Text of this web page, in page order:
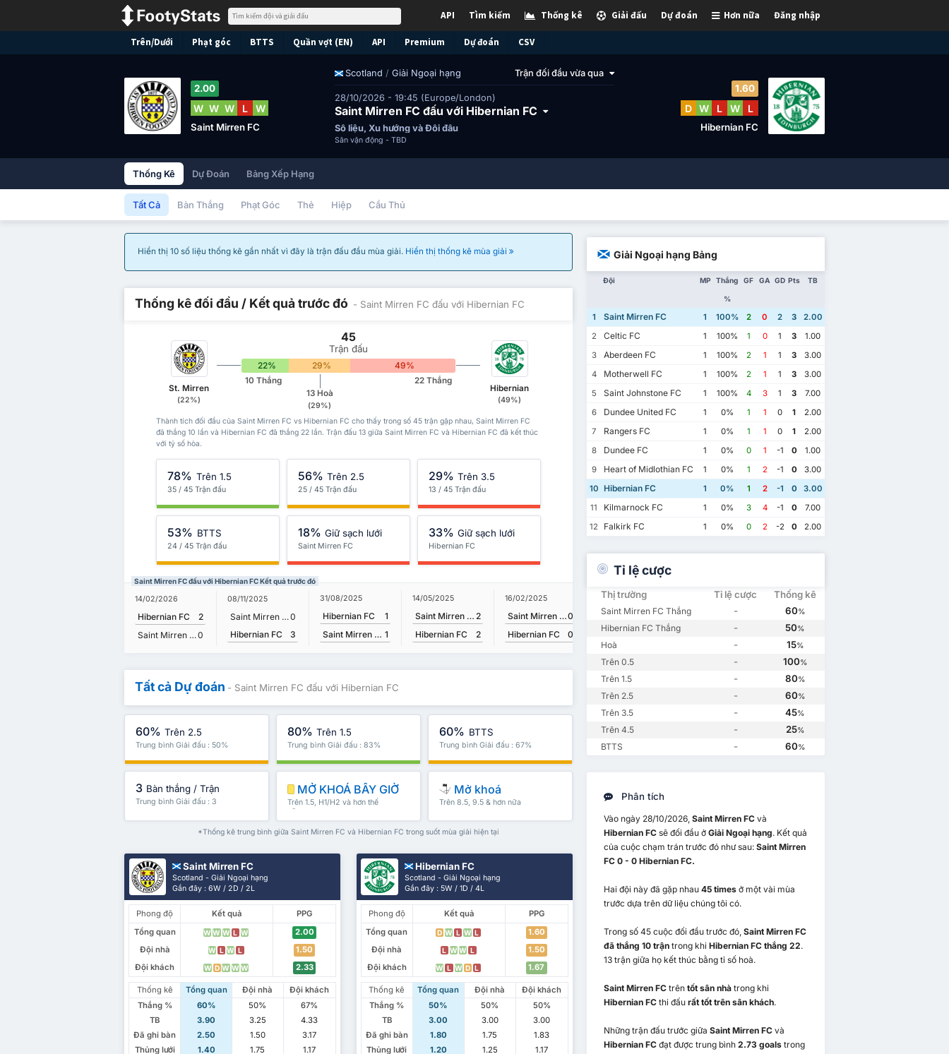
Đăng nhập
Hơn nữa
Dự đoán
Giải đấu
Thống kê
Tìm kiếm
API
Trên/Dưới Phạt góc BTTS Quần vợt (EN) API Premium Dự đoán CSV
Scotland / Giải Ngoại hạng Trận đối đầu vừa qua
28/10/2026 - 19:45 (Europe/London)
Saint Mirren FC đấu với Hibernian FC
Số liệu, Xu hướng và Đối đầu
Sân vận động - TBD
2.00
W W W L W
Saint Mirren FC
1.60
D W L W L
Hibernian FC
Thống Kê Dự Đoán Bảng Xếp Hạng
Tất Cả Bàn Thắng Phạt Góc Thẻ Hiệp Cầu Thủ
Hiển thị 10 số liệu thống kê gần nhất vì đây là trận đấu đầu mùa giải. Hiển thị thống kê mùa giải
Thống kê đối đầu / Kết quả trước đó - Saint Mirren FC đấu với Hibernian FC
St. Mirren
(22%)
45
Trận đấu
22% 29% 49%
10 Thắng
13 Hoà
(29%)
22 Thắng
Hibernian
(49%)
Thành tích đối đầu của Saint Mirren FC vs Hibernian FC cho thấy trong số 45 trận gặp nhau, Saint Mirren FC
đã thắng 10 lần và Hibernian FC đã thắng 22 lần. Trận đấu 13 giữa Saint Mirren FC và Hibernian FC đã kết thúc
với tỷ số hòa.
78% Trên 1.5
35 / 45 Trận đấu
56% Trên 2.5
25 / 45 Trận đấu
29% Trên 3.5
13 / 45 Trận đấu
53% BTTS
24 / 45 Trận đấu
18% Giữ sạch lưới
Saint Mirren FC
33% Giữ sạch lưới
Hibernian FC
Saint Mirren FC đấu với Hibernian FC Kết quả trước đó
14/02/2026
Hibernian FC
2
Saint Mirren FC 0
08/11/2025
Saint Mirren FC 0
Hibernian FC
3
31/08/2025
Hibernian FC
1
Saint Mirren FC 1
14/05/2025
Saint Mirren FC 2
Hibernian FC
2
16/02/2025
Saint Mirren FC0
Hibernian FC
0
09/11/2024
Hibernian FC
1
Saint Mirren FC 2
04/08/2024 03/02/2024
Hibernian FC
Tất cả Dự đoán - Saint Mirren FC đấu với Hibernian FC
60% Trên 2.5
Trung bình Giải đấu : 50%
80% Trên 1.5
Trung bình Giải đấu : 83%
60% BTTS
Trung bình Giải đấu : 67%
3 Bàn thắng / Trận
Trung bình Giải đấu : 3
MỞ KHOÁ BÂY GIỜ
Trên 1.5, H1/H2 và hơn thế
nữa
Mở khoá
Trên 8.5, 9.5 & hơn nữa
*Thống kê trung bình giữa Saint Mirren FC và Hibernian FC trong suốt mùa giải hiện tại
Saint Mirren FC
Scotland - Giải Ngoại hạng
Gần đây : 6W / 2D / 2L
Phong độ Kết quả
PPG
Tổng quan
W W W L W
2.00
Đội nhà
W L W L
1.50
Đội khách
W D W W W 2.33
Thống kê Tổng quan Đội nhà
Đội khách
Thắng %
60% 50%
67%
TB
3.90 3.25
4.33
Đã ghi bàn
2.50 1.50
3.17
Thủng lưới
1.40 1.75
1.17
Hibernian FC
Scotland - Giải Ngoại hạng
Gần đây : 5W / 1D / 4L
Phong độ Kết quả
PPG
Tổng quan
D W L W L
1.60
Đội nhà
L W W L
1.50
Đội khách
W L W D L 1.67
Thống kê Tổng quan Đội nhà
Đội khách
Thắng %
50% 50%
50%
TB
3.00 3.00
3.00
Đã ghi bàn
1.80 1.75
1.83
Thủng lưới
1.20 1.25
1.17
Giải Ngoại hạng Bảng
Đội MP Thắng
%
GF GA GD Pts TB
1 Saint Mirren FC 1 100% 2 0 2 3
2.00
2
Celtic FC 1 100% 1 0 1 3
1.00
3
Aberdeen FC 1 100% 2 1 1 3
3.00
4
Motherwell FC 1 100% 2 1 1 3
3.00
5
Saint Johnstone FC 1 100% 4 3 1 3
7.00
6
Dundee United FC 1 0% 1 1 0 1
2.00
7
Rangers FC 1 0% 1 1 0 1
2.00
8
Dundee FC 1 0% 0 1 -1 0
1.00
9
Heart of Midlothian FC 1 0% 1 2 -1 0
3.00
10 Hibernian FC 1 0% 1 2 -1 0
3.00
11
Kilmarnock FC 1 0% 3 4 -1 0
7.00
12
Falkirk FC 1 0% 0 2 -2 0 2.00
Tỉ lệ cược
Thị trường Tỉ lệ cược Thống kê
Saint Mirren FC Thắng - 60%
Hibernian FC Thắng - 50%
Hoà - 15%
Trên 0.5 - 100%
Trên 1.5 - 80%
Trên 2.5 - 60%
Trên 3.5 - 45%
Trên 4.5 - 25%
BTTS - 60%
Phân tích
Vào ngày 28/10/2026, Saint Mirren FCvà
Hibernian FCsẽ đối đầu ở Giải Ngoại hạng. Kết quả
của cuộc chạm trán trước đó như sau: Saint Mirren
FC 0 - 0 Hibernian FC.
Hai đội này đã gặp nhau 45 timesở một vài mùa
trước dựa trên dữ liệu chúng tôi có.
Trong số 45 cuộc đối đầu trước đó, Saint Mirren FC
đã thắng 10 trậntrong khi Hibernian FC thắng 22.
13 trận giữa họ kết thúc bằng tỉ số hoà.
Saint Mirren FCtrên tốt sân nhàtrong khi
Hibernian FCthi đấu rất tốt trên sân khách.
Những trận đấu trước giữa Saint Mirren FCvà
Hibernian FCđạt được trung bình 2.73 goalstrong